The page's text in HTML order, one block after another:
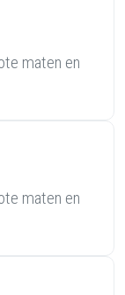
maten en
maten en